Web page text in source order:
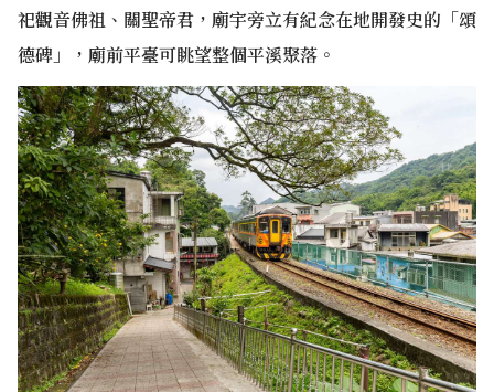
祀觀音佛祖、關聖帝君，廟宇旁立有紀念在地開發史的「頌
德碑」
， 廟前平臺可眺望整個平溪聚落。